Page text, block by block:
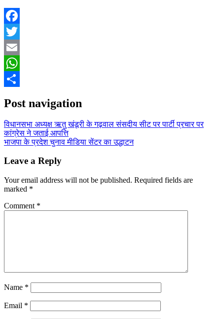
Facebook
Twitter
Email
WhatsApp
Post navigation
विधानसभा अध्यक्ष ऋतु खंडूरी के गढ़वाल संसदीय सीट पर पार्टी प्रचार पर
कांग्रेस ने जताई आपत्ति
भाजपा के प्रदेश चुनाव मीडिया सेंटर का उद्धाटन
Leave a Reply
Your email address will not be published. Required fields are
marked *
Comment *
Name *
Email *